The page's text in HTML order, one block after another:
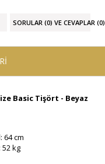
SORULAR (0) VE CEVAPLAR (0)
Basic Tişört - Beyaz
64 cm
kg